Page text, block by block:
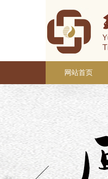
网站首页